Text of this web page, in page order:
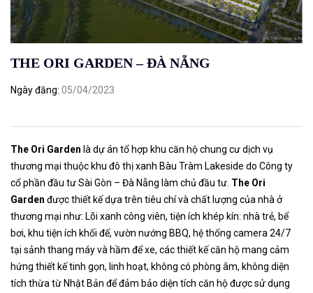
THE ORI GARDEN – ĐÀ NẴNG
Ngày đăng 05/04/2023
The Ori Garden là dự án tổ hợp khu căn hộ chung cư dịch vụ
thương mại thuộc khu đô thị xanh Bàu Tràm Lakeside do Công ty
cổ phần đầu tư Sài Gòn – Đà Nẵng làm chủ đầu tư. The Ori
Garden được thiết kế dựa trên tiêu chí và chất lượng của nhà ở
thương mại như: Lõi xanh công viên, tiện ích khép kín: nhà trẻ, bể
bơi, khu tiện ích khối đế, vườn nướng BBQ, hệ thống camera 24/7
tại sảnh thang máy và hầm để xe, các thiết kế căn hộ mang cảm
hứng thiết kế tinh gọn, linh hoạt, không có phòng âm, không diện
tích thừa từ Nhật Bản để đảm bảo diện tích căn hộ được sử dụng